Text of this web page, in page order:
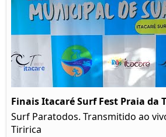
Finais Itacaré Surf Fest Praia da
Surf Paratodos. Transmitido ao
Tiririca